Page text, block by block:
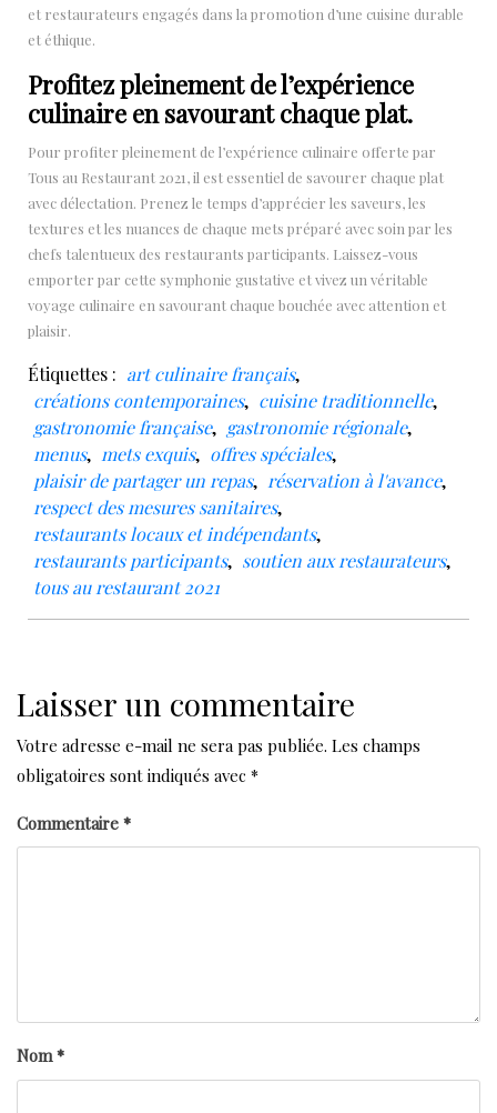
et restaurateurs engagés dans la promotion d’une cuisine durable
et éthique.
Profitez pleinement de l’expérience
culinaire en savourant chaque plat.
Pour profiter pleinement de l’expérience culinaire offerte par
Tous au Restaurant 2021, il est essentiel de savourer chaque plat
avec délectation. Prenez le temps d’apprécier les saveurs, les
textures et les nuances de chaque mets préparé avec soin par les
chefs talentueux des restaurants participants. Laissez-vous
emporter par cette symphonie gustative et vivez un véritable
voyage culinaire en savourant chaque bouchée avec attention et
plaisir.
Étiquettes : art culinaire français,
créations contemporaines, cuisine traditionnelle,
gastronomie française, gastronomie régionale,
menus, mets exquis, offres spéciales,
plaisir de partager un repas, réservation à l'avance,
respect des mesures sanitaires,
restaurants locaux et indépendants,
restaurants participants, soutien aux restaurateurs,
tous au restaurant 2021
Laisser un commentaire
Votre adresse e-mail ne sera pas publiée. Les champs
obligatoires sont indiqués avec *
Commentaire *
Nom*